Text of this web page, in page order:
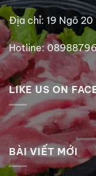
Địa chỉ: 19 Ngõ 20
Hotline:
LIKE US ON
BÀI VIẾT MỚI